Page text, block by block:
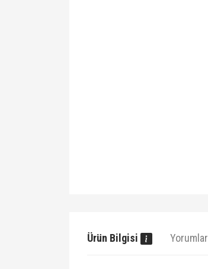
Ürün Bilgisi Yorumlar